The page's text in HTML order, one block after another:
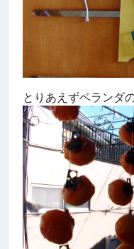
とりあえずベランダ